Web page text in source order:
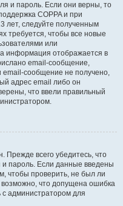
и пароль. Если они верны, то
COPPA и при
лет, следуйте полученным
требуется, чтобы все новые
или
информация отображается в
email-сообщение,
email-сообщение не получено,
адрес email либо он
что ввели правильный
Прежде всего убедитесь, что
и пароль. Если данные введены
чтобы проверить, не был ли
возможно, что допущена ошибка
администратором для